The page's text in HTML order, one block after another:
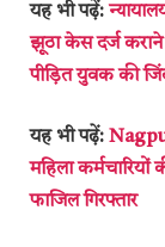
यह भी पढ़ें:
झूठा केस दर्ज कराने
पीड़ित युवक की
यह भी पढ़ें:
महिला
फाजिल गिरफ्तार